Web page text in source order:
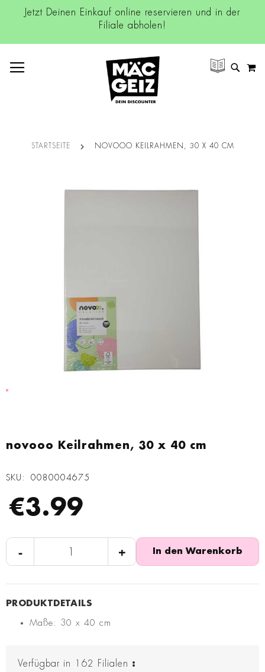
Jetzt Deinen Einkauf online reservieren und in der
Filiale abholen!
SUCHE
STARTSEITE NOVOOO KEILRAHMEN, 30 X 40 CM
novooo Keilrahmen, 30 x 40 cm
SKU 0080004675
€3.99
- + In den Warenkorb
Maße: 30 x 40 cm
Verfügbar in 162 Filialen :
Anfang
springen